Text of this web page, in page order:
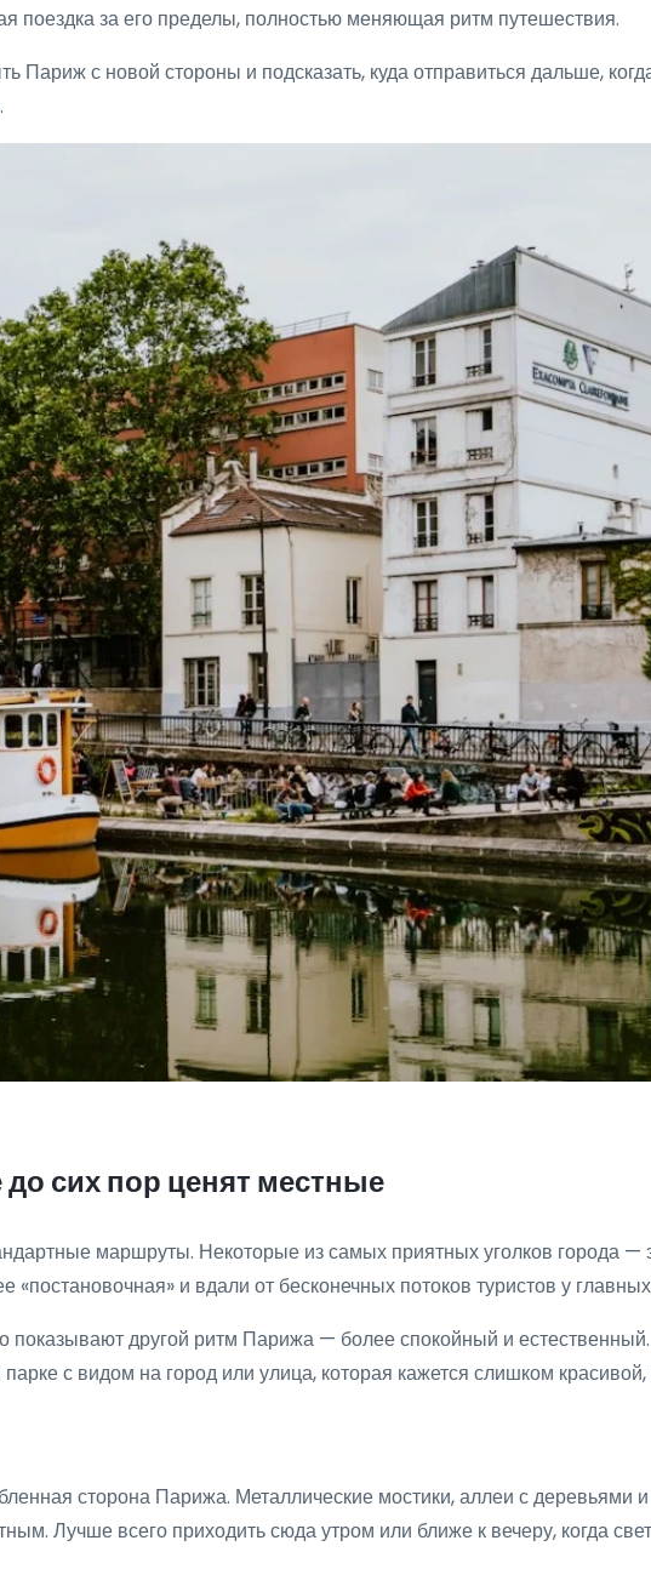
поездка за его пределы, полностью меняющая ритм путешествия.
Париж с новой стороны и подсказать, куда отправиться дальше,
сих пор ценят местные
маршруты. Некоторые из самых приятных уголков города —
и вдали от бесконечных потоков туристов у
показывают другой ритм Парижа — более спокойный и
с видом на город или улица, которая кажется слишком
сторона Парижа. Металлические мостики, аллеи с деревьями
Лучше всего приходить сюда утром или ближе к вечеру, когда